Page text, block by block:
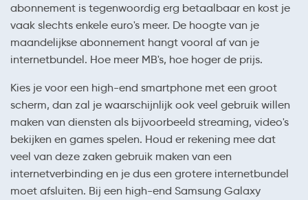
abonnement is tegenwoordig erg betaalbaar en kost je
vaak slechts enkele euro's meer. De hoogte van je
maandelijkse abonnement hangt vooral af van je
internetbundel. Hoe meer MB's, hoe hoger de prijs.
Kies je voor een high-end smartphone met een groot
scherm, dan zal je waarschijnlijk ook veel gebruik willen
maken van diensten als bijvoorbeeld streaming, video's
bekijken en games spelen. Houd er rekening mee dat
veel van deze zaken gebruik maken van een
internetverbinding en je dus een grotere internetbundel
moet afsluiten. Bij een high-end Samsung Galaxy